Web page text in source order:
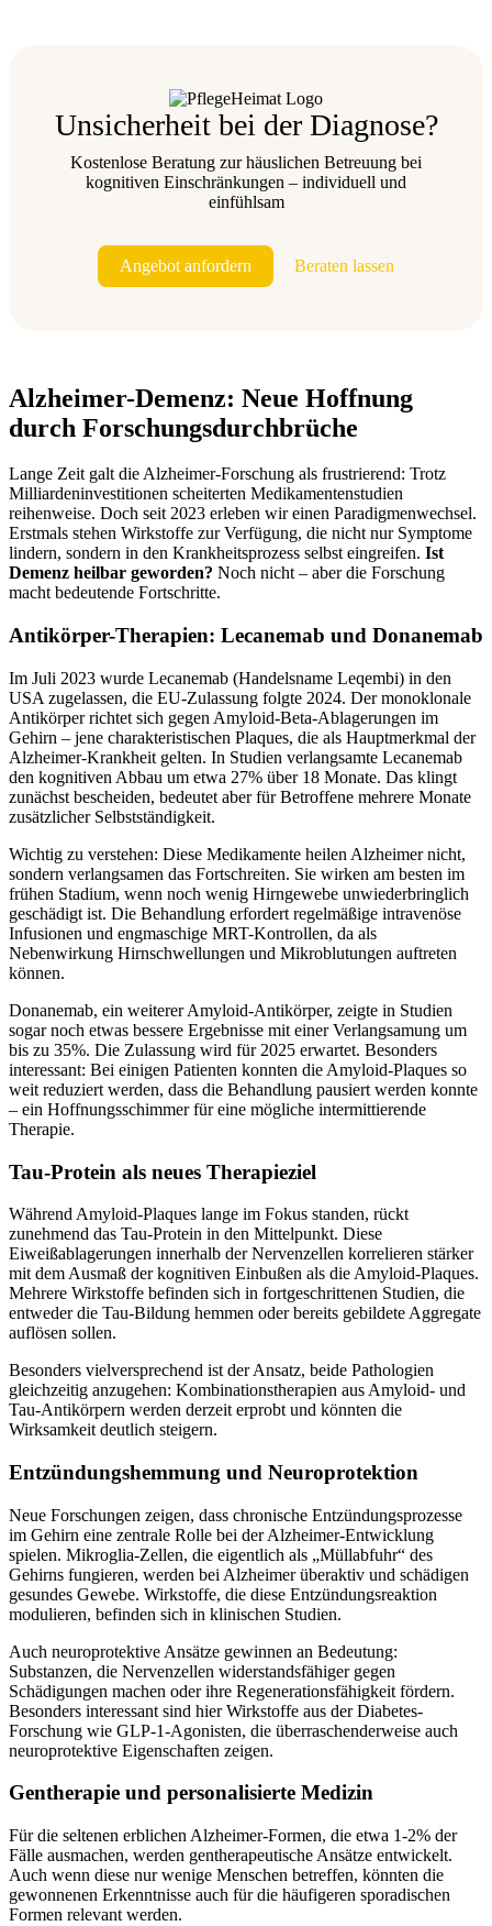
Unsicherheit bei der Diagnose?
Kostenlose Beratung zur häuslichen Betreuung bei
kognitiven Einschränkungen – individuell und
einfühlsam
Angebot anfordern Beraten lassen
Alzheimer-Demenz: Neue Hoffnung
durch Forschungsdurchbrüche
Lange Zeit galt die Alzheimer-Forschung als frustrierend: Trotz
Milliardeninvestitionen scheiterten Medikamentenstudien
reihenweise. Doch seit 2023 erleben wir einen Paradigmenwechsel.
Erstmals stehen Wirkstoffe zur Verfügung, die nicht nur Symptome
lindern, sondern in den Krankheitsprozess selbst eingreifen. Ist
Demenz heilbar geworden? Noch nicht – aber die Forschung
macht bedeutende Fortschritte.
Antikörper-Therapien: Lecanemab und Donanemab
Im Juli 2023 wurde Lecanemab (Handelsname Leqembi) in den
USA zugelassen, die EU-Zulassung folgte 2024. Der monoklonale
Antikörper richtet sich gegen Amyloid-Beta-Ablagerungen im
Gehirn – jene charakteristischen Plaques, die als Hauptmerkmal der
Alzheimer-Krankheit gelten. In Studien verlangsamte Lecanemab
den kognitiven Abbau um etwa 27% über 18 Monate. Das klingt
zunächst bescheiden, bedeutet aber für Betroffene mehrere Monate
zusätzlicher Selbstständigkeit.
Wichtig zu verstehen: Diese Medikamente heilen Alzheimer nicht,
sondern verlangsamen das Fortschreiten. Sie wirken am besten im
frühen Stadium, wenn noch wenig Hirngewebe unwiederbringlich
geschädigt ist. Die Behandlung erfordert regelmäßige intravenöse
Infusionen und engmaschige MRT-Kontrollen, da als
Nebenwirkung Hirnschwellungen und Mikroblutungen auftreten
können.
Donanemab, ein weiterer Amyloid-Antikörper, zeigte in Studien
sogar noch etwas bessere Ergebnisse mit einer Verlangsamung um
bis zu 35%. Die Zulassung wird für 2025 erwartet. Besonders
interessant: Bei einigen Patienten konnten die Amyloid-Plaques so
weit reduziert werden, dass die Behandlung pausiert werden konnte
– ein Hoffnungsschimmer für eine mögliche intermittierende
Therapie.
Tau-Protein als neues Therapieziel
Während Amyloid-Plaques lange im Fokus standen, rückt
zunehmend das Tau-Protein in den Mittelpunkt. Diese
Eiweißablagerungen innerhalb der Nervenzellen korrelieren stärker
mit dem Ausmaß der kognitiven Einbußen als die Amyloid-Plaques.
Mehrere Wirkstoffe befinden sich in fortgeschrittenen Studien, die
entweder die Tau-Bildung hemmen oder bereits gebildete Aggregate
auflösen sollen.
Besonders vielversprechend ist der Ansatz, beide Pathologien
gleichzeitig anzugehen: Kombinationstherapien aus Amyloid- und
Tau-Antikörpern werden derzeit erprobt und könnten die
Wirksamkeit deutlich steigern.
Entzündungshemmung und Neuroprotektion
Neue Forschungen zeigen, dass chronische Entzündungsprozesse
im Gehirn eine zentrale Rolle bei der Alzheimer-Entwicklung
spielen. Mikroglia-Zellen, die eigentlich als „Müllabfuhr“ des
Gehirns fungieren, werden bei Alzheimer überaktiv und schädigen
gesundes Gewebe. Wirkstoffe, die diese Entzündungsreaktion
modulieren, befinden sich in klinischen Studien.
Auch neuroprotektive Ansätze gewinnen an Bedeutung:
Substanzen, die Nervenzellen widerstandsfähiger gegen
Schädigungen machen oder ihre Regenerationsfähigkeit fördern.
Besonders interessant sind hier Wirkstoffe aus der Diabetes-
Forschung wie GLP-1-Agonisten, die überraschenderweise auch
neuroprotektive Eigenschaften zeigen.
Gentherapie und personalisierte Medizin
Für die seltenen erblichen Alzheimer-Formen, die etwa 1-2% der
Fälle ausmachen, werden gentherapeutische Ansätze entwickelt.
Auch wenn diese nur wenige Menschen betreffen, könnten die
gewonnenen Erkenntnisse auch für die häufigeren sporadischen
Formen relevant werden.